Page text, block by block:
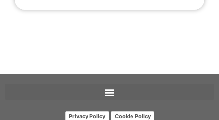
Privacy Policy Cookie Policy